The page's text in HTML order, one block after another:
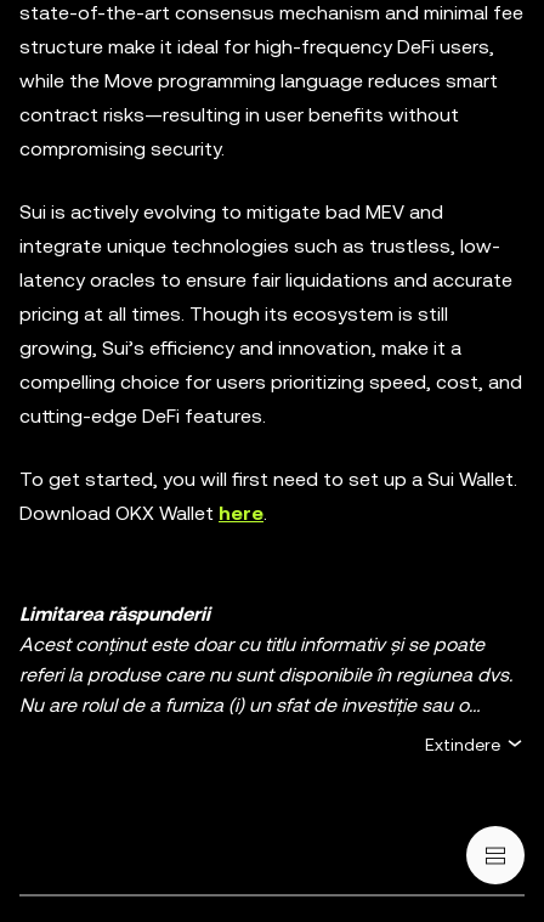
state-of-the-art consensus mechanism and minimal fee
structure make it ideal for high-frequency DeFi users,
while the Move programming language reduces smart
contract risks—resulting in user benefits without
compromising security.
Sui is actively evolving to mitigate bad MEV and
integrate unique technologies such as trustless, low-
latency oracles to ensure fair liquidations and accurate
pricing at all times. Though its ecosystem is still
growing, Sui’s efficiency and innovation, make it a
compelling choice for users prioritizing speed, cost, and
cutting-edge DeFi features.
To get started, you will first need to set up a Sui Wallet.
Download OKX Wallet here.
Limitarea răspunderii
Acest conținut este doar cu titlu informativ și se poate
referi la produse care nu sunt disponibile în regiunea dvs.
Nu are rolul de a furniza (i) un sfat de investiție sau o
recomandare de investiție; (ii) o ofertă sau solicitare de
criptomonedele stabile și NFT-urile, implică un grad ridicat
de risc și pot fluctua foarte mult. Trebuie să analizați cu
Extindere